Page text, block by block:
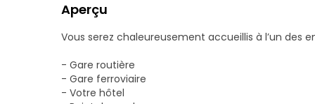
Aperçu
Vous serez chaleureusement accueillis à l’un des
- Gare routière
- Gare ferroviaire
- Votre hôtel